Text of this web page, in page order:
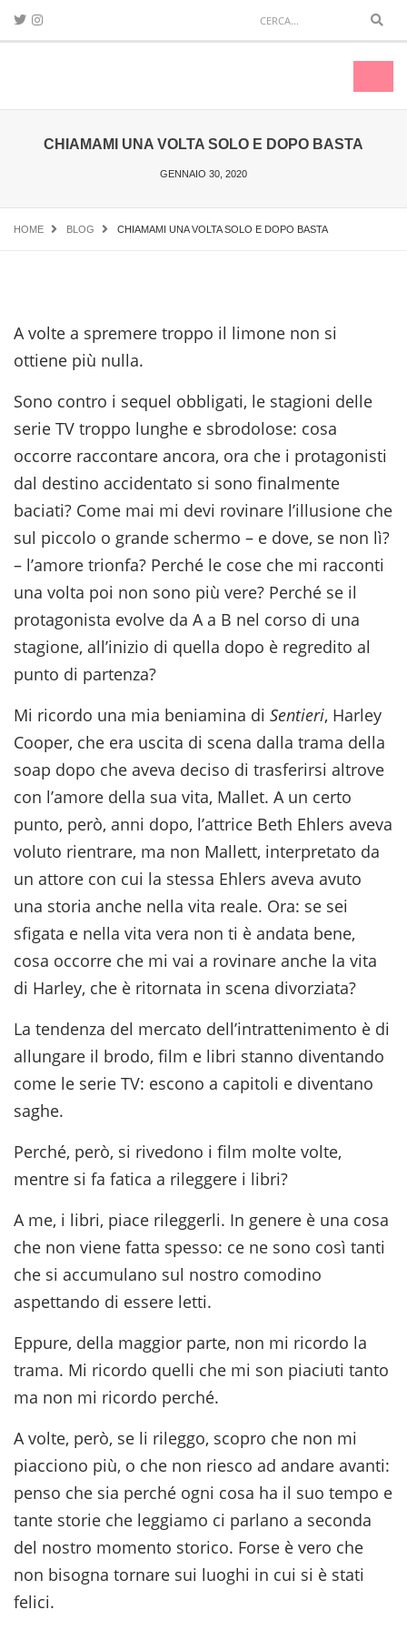
CHIAMAMI UNA VOLTA SOLO E DOPO BASTA
GENNAIO 30, 2020
HOME BLOG CHIAMAMI UNA VOLTA SOLO E DOPO BASTA
A volte a spremere troppo il limone non si
ottiene più nulla.
Sono contro i sequel obbligati, le stagioni delle
serie TV troppo lunghe e sbrodolose: cosa
occorre raccontare ancora, ora che i protagonisti
dal destino accidentato si sono finalmente
baciati? Come mai mi devi rovinare l’illusione che
sul piccolo o grande schermo – e dove, se non lì?
– l’amore trionfa? Perché le cose che mi racconti
una volta poi non sono più vere? Perché se il
protagonista evolve da A a B nel corso di una
stagione, all’inizio di quella dopo è regredito al
punto di partenza?
Mi ricordo una mia beniamina di Sentieri, Harley
Cooper, che era uscita di scena dalla trama della
soap dopo che aveva deciso di trasferirsi altrove
con l’amore della sua vita, Mallet. A un certo
punto, però, anni dopo, l’attrice Beth Ehlers aveva
voluto rientrare, ma non Mallett, interpretato da
un attore con cui la stessa Ehlers aveva avuto
una storia anche nella vita reale. Ora: se sei
sfigata e nella vita vera non ti è andata bene,
cosa occorre che mi vai a rovinare anche la vita
di Harley, che è ritornata in scena divorziata?
La tendenza del mercato dell’intrattenimento è di
allungare il brodo, film e libri stanno diventando
come le serie TV: escono a capitoli e diventano
saghe.
Perché, però, si rivedono i film molte volte,
mentre si fa fatica a rileggere i libri?
A me, i libri, piace rileggerli. In genere è una cosa
che non viene fatta spesso: ce ne sono così tanti
che si accumulano sul nostro comodino
aspettando di essere letti.
Eppure, della maggior parte, non mi ricordo la
trama. Mi ricordo quelli che mi son piaciuti tanto
ma non mi ricordo perché.
A volte, però, se li rileggo, scopro che non mi
piacciono più, o che non riesco ad andare avanti:
penso che sia perché ogni cosa ha il suo tempo e
tante storie che leggiamo ci parlano a seconda
del nostro momento storico. Forse è vero che
non bisogna tornare sui luoghi in cui si è stati
felici.